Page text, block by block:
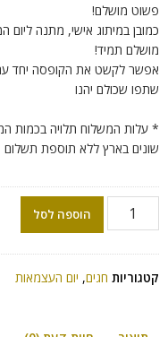
פשוט מושלם!
כמובן במיתוג אישי, מתנה
מושלם תמיד!
אפשר לקשט את הקופסה יחד
שתפו שכולם יהנו
* עלות המשלוח תלויה בכמות
שונים בארץ ללא תוספת תשלום
הוספה לסל
קטגוריות חגים, יום העצמאות